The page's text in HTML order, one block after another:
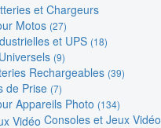
et Chargeurs
Motos (27)
et UPS (18)
(9)
Rechargeables (39)
de Prise (7)
Appareils Photo (134)
Consoles et Jeux Vidéo